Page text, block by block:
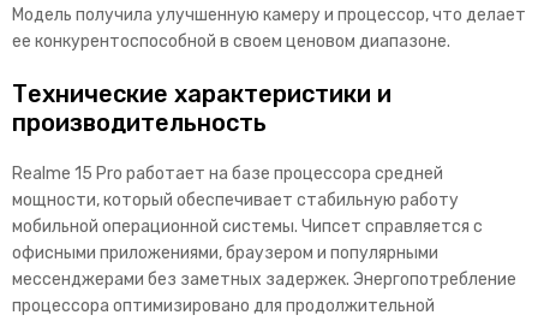
Модель получила улучшенную камеру и процессор, что делает
ее конкурентоспособной в своем ценовом диапазоне.
Технические характеристики и
производительность
Realme 15 Pro работает на базе процессора средней
мощности, который обеспечивает стабильную работу
мобильной операционной системы. Чипсет справляется с
офисными приложениями, браузером и популярными
мессенджерами без заметных задержек. Энергопотребление
процессора оптимизировано для продолжительной